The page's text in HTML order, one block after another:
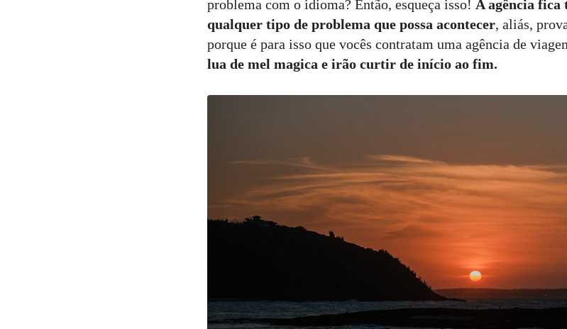
problema com o idioma? Então, esqueça isso! A agência fica
qualquer tipo de problema que possa acontecer, aliás,
porque é para isso que vocês contratam uma agência de
lua de mel magica e irão curtir de início ao fim.